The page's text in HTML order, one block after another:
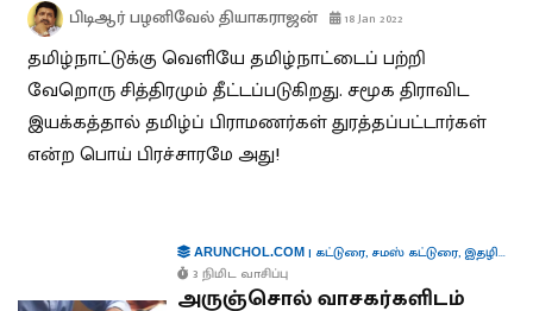
பிடிஆர் பழனிவேல் தியாகராஜன் 18 Jan 2022
தமிழ்நாட்டுக்கு வெளியே தமிழ்நாட்டைப் பற்றி
வேறொரு சித்திரமும் தீட்டப்படுகிறது. சமூக திராவிட
இயக்கத்தால் தமிழ்ப் பிராமணர்கள் துரத்தப்பட்டார்கள்
என்ற பொய் பிரச்சாரமே அது!
ARUNCHOL.COM| கட்டுரை, சமஸ் கட்டுரை, இதழியல்
3 நிமிட வாசிப்பு
அருஞ்சொல் வாசகர்களிடம்